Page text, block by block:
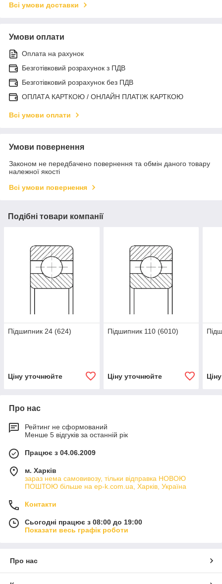
Всі умови доставки
Умови оплати
Оплата на рахунок
Безготівковий розрахунок з ПДВ
Безготівковий розрахунок без ПДВ
ОПЛАТА КАРТКОЮ / ОНЛАЙН ПЛАТІЖ КАРТКОЮ
Всі умови оплати
Умови повернення
Законом не передбачено повернення та обмін даного товару
належної якості
Всі умови повернення
Подібні товари компанії
Підшипник 24 (624)
Ціну уточнюйте
Підшипник 110 (6010)
Ціну уточнюйте
Про нас
Рейтинг не сформований
Менше 5 відгуків за останній рік
Працює з 04.06.2009
м. Харків
зараз нема самовивозу, тільки відправка НОВОЮ
ПОШТОЮ більше на ep-k.com.ua, Харків, Україна
Контакти
Сьогодні працює з 08:00 до 19:00
Показати весь графік роботи
Про нас